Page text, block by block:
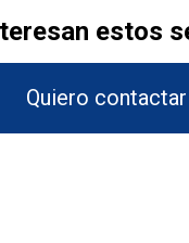
estos
Quiero contactar